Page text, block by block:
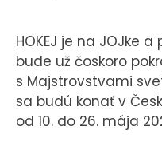
HOKEJ je na JOJke
bude už čoskoro
s Majstrovstvami
sa budú konať v
od 10. do 26. mája